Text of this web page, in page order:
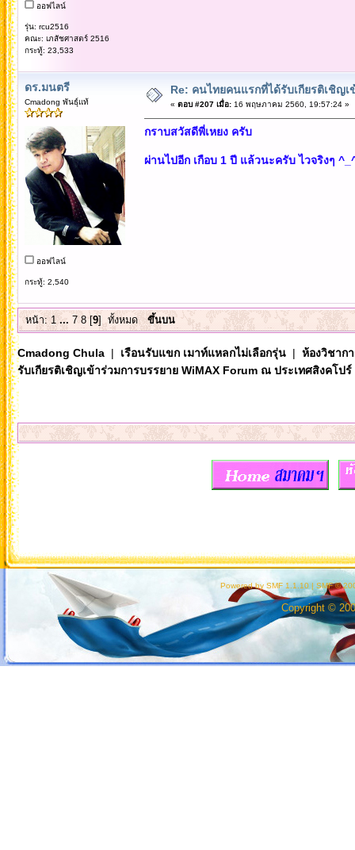
ออฟไลน์
รุ่น: rcu2516
คณะ: เภสัชศาสตร์ 2516
กระทู้: 23,533
ดร.มนตรี
Cmadong พันธุ์แท้
ออฟไลน์
กระทู้: 2,540
Re: คนไทยคนแรกที่ได้รับเกียรติเชิญ
« ตอบ #207 เมื่อ:16 พฤษภาคม 2560, 19:57:24 »
กราบสวัสดีพี่เหยง ครับ
ผ่านไปอีก เกือบ 1 ปี แล้วนะครับ ไวจริงๆ
หน้า:1 ... 7 8[9] ทั้งหมด ขึ้นบน
Cmadong Chula| เรือนรับแขก เมาท์แหลกไม่เลือกรุ่น| ห้องวิชาก
รับเกียรติเชิญเข้าร่วมการบรรยาย WiMAX Forum ณ ประเทศสิงคโปร์
Powered by SMF 1.1.10 | SMF ©
Copyright ©